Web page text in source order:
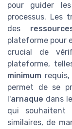
pour guider
processus. Les
des
plateforme pour
crucial de
plateforme,
minimum
permet de se
l'arnaque dans
qui souhaitent
similaires, de